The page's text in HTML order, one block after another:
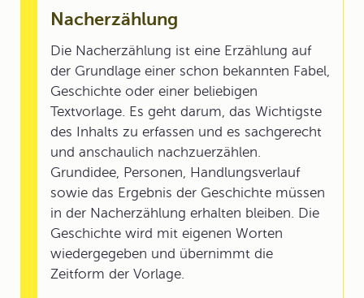
Nacherzählung
Die Nacherzählung ist eine Erzählung auf
der Grundlage einer schon bekannten Fabel,
Geschichte oder einer beliebigen
Textvorlage. Es geht darum, das Wichtigste
des Inhalts zu erfassen und es sachgerecht
und anschaulich nachzuerzählen.
Grundidee, Personen, Handlungsverlauf
sowie das Ergebnis der Geschichte müssen
in der Nacherzählung erhalten bleiben. Die
Geschichte wird mit eigenen Worten
wiedergegeben und übernimmt die
Zeitform der Vorlage.